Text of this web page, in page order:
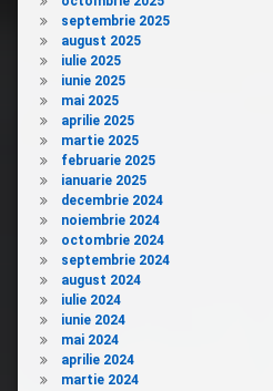
septembrie 2025
august 2025
iulie 2025
iunie 2025
mai 2025
aprilie 2025
martie 2025
februarie 2025
ianuarie 2025
decembrie 2024
noiembrie 2024
octombrie 2024
septembrie 2024
august 2024
iulie 2024
iunie 2024
mai 2024
aprilie 2024
martie 2024